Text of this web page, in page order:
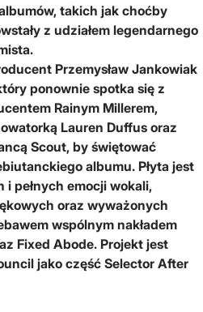
takich jak choćby
z udziałem legendarnego
Przemysław Jankowiak
ponownie spotka się z
Rainym Millerem,
Lauren Duffus oraz
Scout, by świętować
albumu. Płyta jest
pełnych emocji wokali,
oraz wyważonych
wspólnym nakładem
Fixed Abode. Projekt jest
jako część Selector After